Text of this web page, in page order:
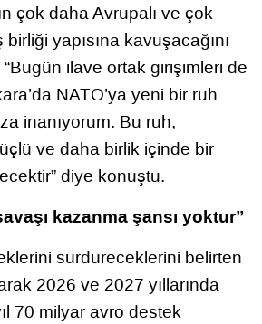
çok daha Avrupalı ve çok
yapısına kavuşacağını
ilave ortak girişimleri de
NATO’ya yeni bir ruh
inanıyorum. Bu ruh,
ve daha birlik içinde bir
diye konuştu.
kazanma şansı yoktur”
sürdüreceklerini belirten
2026 ve 2027 yıllarında
70 milyar avro destek